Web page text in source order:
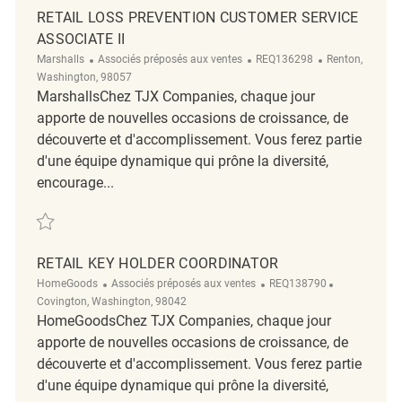
RETAIL LOSS PREVENTION CUSTOMER SERVICE
ASSOCIATE II
Marshalls Catégorie
Associés préposés aux ventes ReqId
REQ136298 Emplacement
Renton,
Washington, 98057
MarshallsChez TJX Companies, chaque jour
apporte de nouvelles occasions de croissance, de
découverte et d'accomplissement. Vous ferez partie
d'une équipe dynamique qui prône la diversité,
encourage...
Sauvegarder Retail Loss Prevention Customer Service Associate II
RETAIL KEY HOLDER COORDINATOR
HomeGoods Catégorie
Associés préposés aux ventes ReqId
REQ138790
Covington, Washington, 98042
HomeGoodsChez TJX Companies, chaque jour
apporte de nouvelles occasions de croissance, de
découverte et d'accomplissement. Vous ferez partie
d'une équipe dynamique qui prône la diversité,